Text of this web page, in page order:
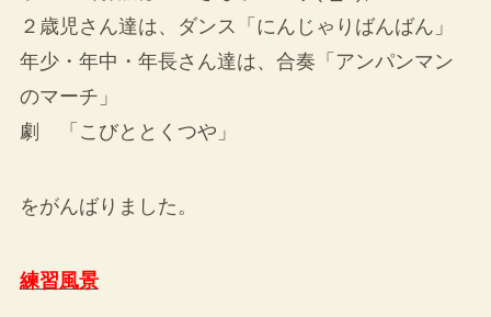
２歳児さん達は、ダンス「にんじゃりばんばん」
年少・年中・年長さん達は、合奏「アンパンマン
のマーチ」
劇 「こびととくつや」
をがんばりました。
練習風景